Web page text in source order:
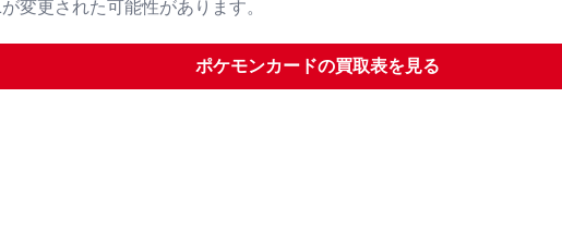
変更された可能性があります。
ポケモンカードの買取表を見る